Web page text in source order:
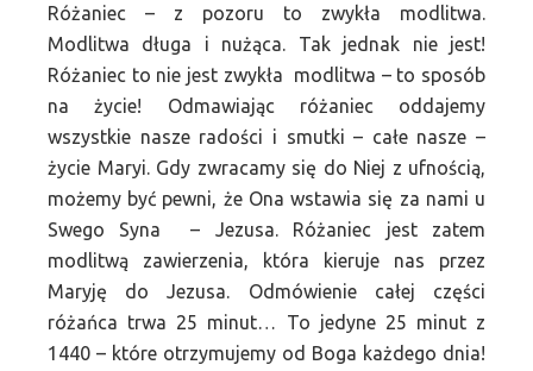
Różaniec – z pozoru to zwykła modlitwa.
Modlitwa długa i nużąca. Tak jednak nie jest!
Różaniec to nie jest zwykła modlitwa – to sposób
na życie! Odmawiając różaniec oddajemy
wszystkie nasze radości i smutki – całe nasze –
życie Maryi. Gdy zwracamy się do Niej z ufnością,
możemy być pewni, że Ona wstawia się za nami u
Swego Syna – Jezusa. Różaniec jest zatem
modlitwą zawierzenia, która kieruje nas przez
Maryję do Jezusa. Odmówienie całej części
różańca trwa 25 minut… To jedyne 25 minut z
1440 – które otrzymujemy od Boga każdego dnia!